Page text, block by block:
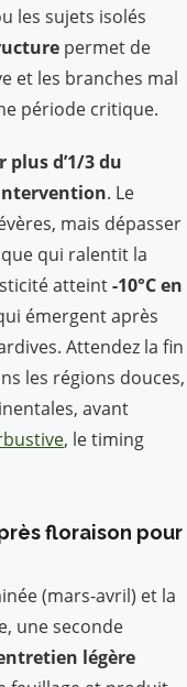
les sujets isolés
permet de
et les branches mal
période critique.
d’1/3 du
. Le
mais dépasser
qui ralentit la
atteint-10°C en
émergent après
Attendez la fin
les régions douces,
avant
, le timing
floraison pour
(mars-avril) et la
une seconde
légère